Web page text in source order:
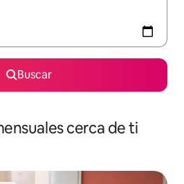
Buscar
cerca de ti